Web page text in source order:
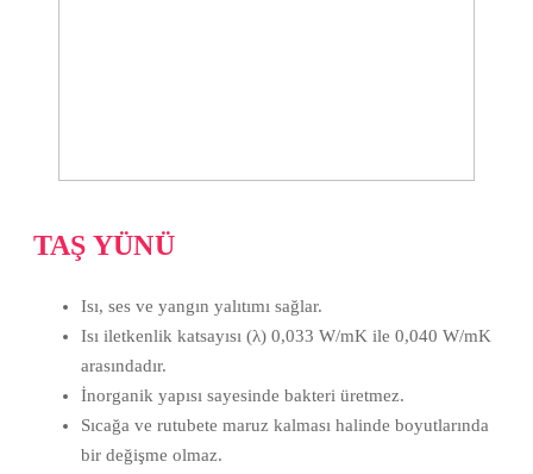
TAŞ YÜNÜ
Isı, ses ve yangın yalıtımı sağlar.
Isı iletkenlik katsayısı (λ) 0,033 W/mK ile 0,040 W/mK
arasındadır.
İnorganik yapısı sayesinde bakteri üretmez.
Sıcağa ve rutubete maruz kalması halinde boyutlarında
bir değişme olmaz.